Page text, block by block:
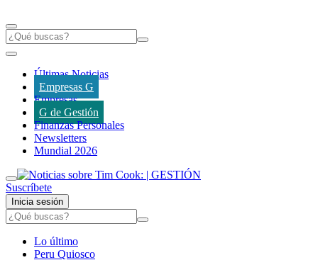
Últimas Noticias
Empresas G
Empresas
G de Gestión
Finanzas Personales
Newsletters
Mundial 2026
Suscríbete
Inicia sesión
Lo último
Peru Quiosco